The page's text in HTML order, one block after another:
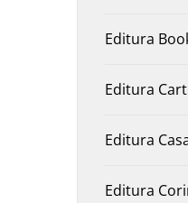
Editura
Editura
Editura
Editura